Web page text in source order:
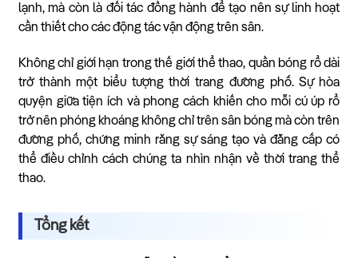
lạnh, mà còn là đối tác đồng hành để tạo nên sự linh hoạt
cần thiết cho các động tác vận động trên sân.
Không chỉ giới hạn trong thế giới thể thao, quần bóng rổ dài
trở thành một biểu tượng thời trang đường phố. Sự hòa
quyện giữa tiện ích và phong cách khiến cho mỗi cú úp rổ
trở nên phóng khoáng không chỉ trên sân bóng mà còn trên
đường phố, chứng minh rằng sự sáng tạo và đẳng cấp có
thể điều chỉnh cách chúng ta nhìn nhận về thời trang thể
thao.
Tổng kết